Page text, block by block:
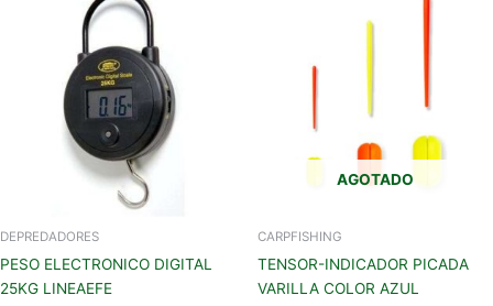
DEPREDADORES
PESO ELECTRONICO DIGITAL
25KG LINEAEFE
AGOTADO
CARPFISHING
TENSOR-INDICADOR PICADA
VARILLA COLOR AZUL